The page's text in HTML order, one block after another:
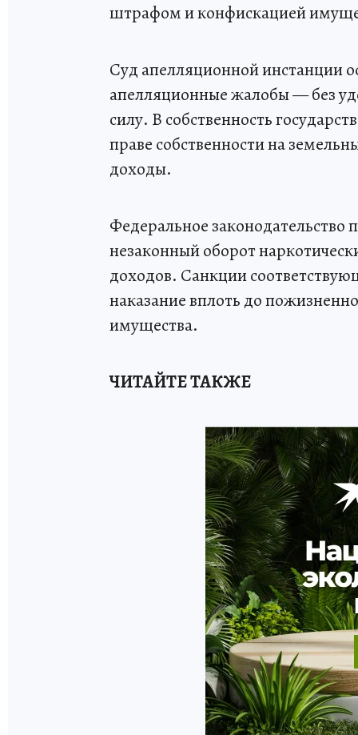
штрафом и конфискацией
Суд апелляционной инстанции
апелляционные жалобы — без
силу. В собственность
праве собственности на
доходы.
Федеральное законодательство
незаконный оборот
доходов. Санкции
наказание вплоть до
имущества.
ЧИТАЙТЕ ТАКЖЕ